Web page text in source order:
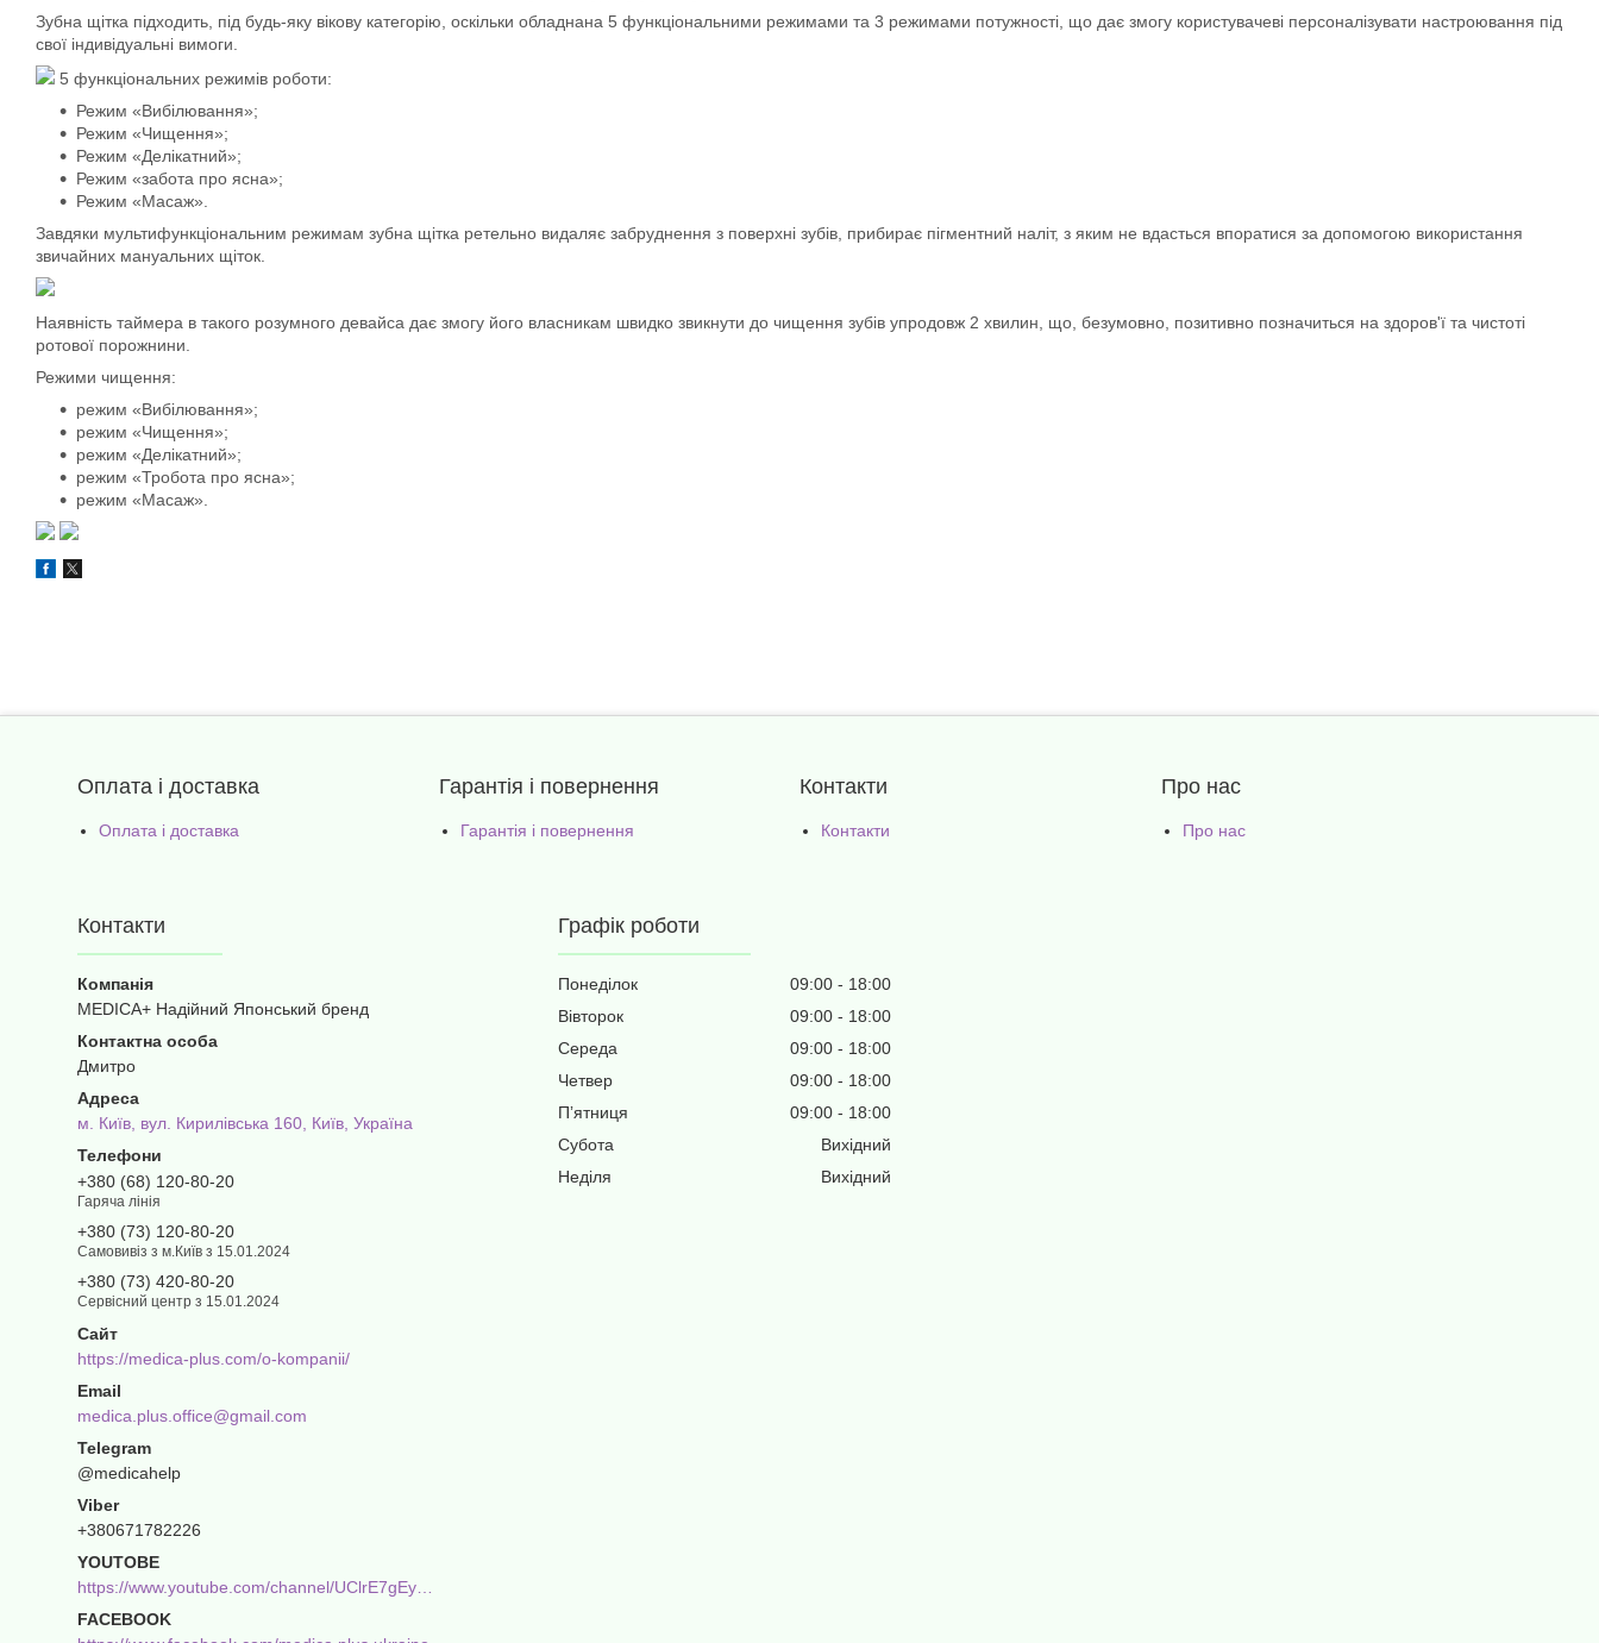
Зубна щітка підходить, під будь-яку вікову категорію, оскільки обладнана 5 функціональними режимами та 3 режимами потужності, що дає змогу користувачеві персоналізувати настроювання під
свої індивідуальні вимоги.
5 функціональних режимів роботи:
Режим «Вибілювання»;
Режим «Чищення»;
Режим «Делікатний»;
Режим «забота про ясна»;
Режим «Масаж».
Завдяки мультифункціональним режимам зубна щітка ретельно видаляє забруднення з поверхні зубів, прибирає пігментний наліт, з яким не вдасться впоратися за допомогою використання
звичайних мануальних щіток.
Наявність таймера в такого розумного девайса дає змогу його власникам швидко звикнути до чищення зубів упродовж 2 хвилин, що, безумовно, позитивно позначиться на здоров'ї та чистоті
ротової порожнини.
Режими чищення:
режим «Вибілювання»;
режим «Чищення»;
режим «Делікатний»;
режим «Тробота про ясна»;
режим «Масаж».
Оплата і доставка
Оплата і доставка
Гарантія і повернення
Гарантія і повернення
Контакти
Контакти
Про нас
Про нас
Контакти
MEDICA+ Надійний Японський бренд
Дмитро
м. Київ, вул. Кирилівська 160, Київ, Україна
+380 (68) 120-80-20
Гаряча лінія
+380 (73) 120-80-20
Самовивіз з м.Київ з 15.01.2024
+380 (73) 420-80-20
Сервісний центр з 15.01.2024
https://medica-plus.com/o-kompanii/
medica.plus.office@gmail.com
@medicahelp
+380671782226
YOUTOBE
FACEBOOK
Графік роботи
Понеділок 09:00
18:00
Вівторок
09:00
18:00
Середа
09:00
18:00
Четвер
09:00
18:00
Пʼятниця
09:00
18:00
Субота
Вихідний
Неділя
Вихідний